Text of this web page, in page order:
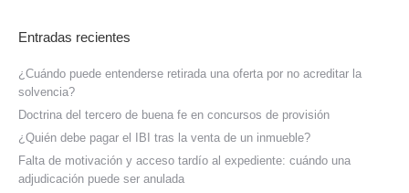
Entradas recientes
¿Cuándo puede entenderse retirada una oferta por no acreditar la
solvencia?
Doctrina del tercero de buena fe en concursos de provisión
¿Quién debe pagar el IBI tras la venta de un inmueble?
Falta de motivación y acceso tardío al expediente: cuándo una
adjudicación puede ser anulada